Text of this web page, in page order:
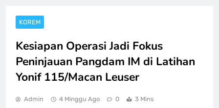
KOREM
Kesiapan Operasi Jadi Fokus
Peninjauan Pangdam IM di Latihan
Yonif 115/Macan Leuser
Admin 4 Minggu Ago 0 3 Mins